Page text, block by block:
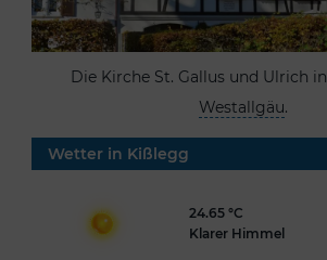
Die Kirche St. Gallus und Ulrich in
Westallgäu.
Wetter in Kißlegg
24.65 °C
Klarer Himmel